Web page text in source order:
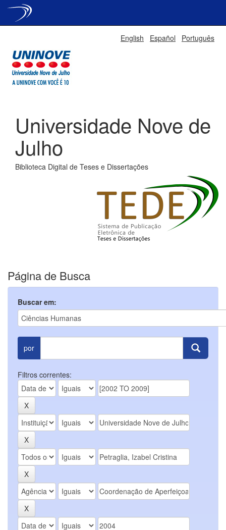
English Español Português
Universidade Nove de
Julho
Biblioteca Digital de Teses e Dissertações
Página de Busca
Buscar em:
por
Filtros correntes: